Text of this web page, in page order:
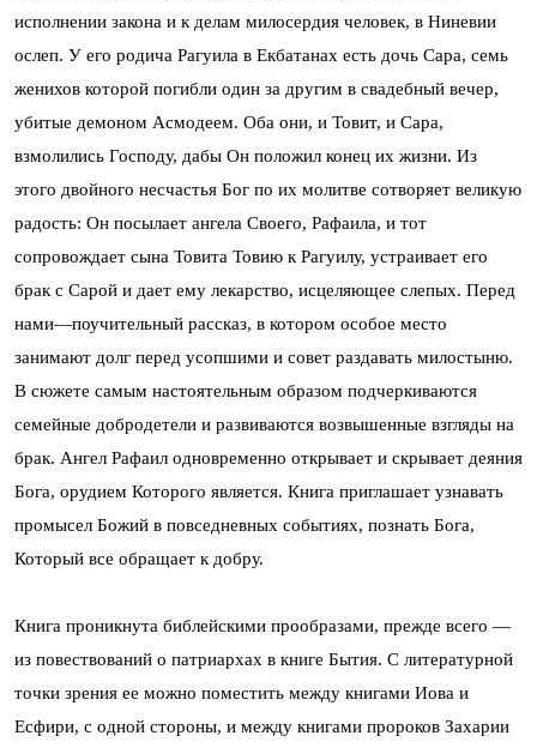
исполнении закона и к делам милосердия человек, в Ниневии
ослеп. У его родича Рагуила в Екбатанах есть дочь Сара, семь
женихов которой погибли один за другим в свадебный вечер,
убитые демоном Асмодеем. Оба они, и Товит, и Сара,
взмолились Господу, дабы Он положил конец их жизни. Из
этого двойного несчастья Бог по их молитве сотворяет великую
радость: Он посылает ангела Своего, Рафаила, и тот
сопровождает сына Товита Товию к Рагуилу, устраивает его
брак с Сарой и дает ему лекарство, исцеляющее слепых. Перед
нами—поучительный рассказ, в котором особое место
занимают долг перед усопшими и совет раздавать милостыню.
В сюжете самым настоятельным образом подчеркиваются
семейные добродетели и развиваются возвышенные взгляды на
брак. Ангел Рафаил одновременно открывает и скрывает деяния
Бога, орудием Которого является. Книга приглашает узнавать
промысел Божий в повседневных событиях, познать Бога,
Который все обращает к добру.
Книга проникнута библейскими прообразами, прежде всего —
из повествований о патриархах в книге Бытия. С литературной
точки зрения ее можно поместить между книгами Иова и
Есфири, с одной стороны, и между книгами пророков Захарии